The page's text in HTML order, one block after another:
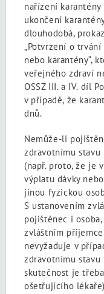
nařízení
ukončení
dlouhodobá,
„Potvrzení o
nebo karantény“,
veřejného zdraví
OSSZ III. a IV. díl
v případě, že
dnů.
Nemůže-li
zdravotnímu stavu
(např. proto, že je
výplatu dávky
jinou fyzickou
S ustanovením
pojištěnec i
zvláštním
nevyžaduje v
zdravotnímu
skutečnost je
ošetřujícího